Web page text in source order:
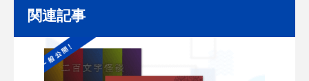
関連記事